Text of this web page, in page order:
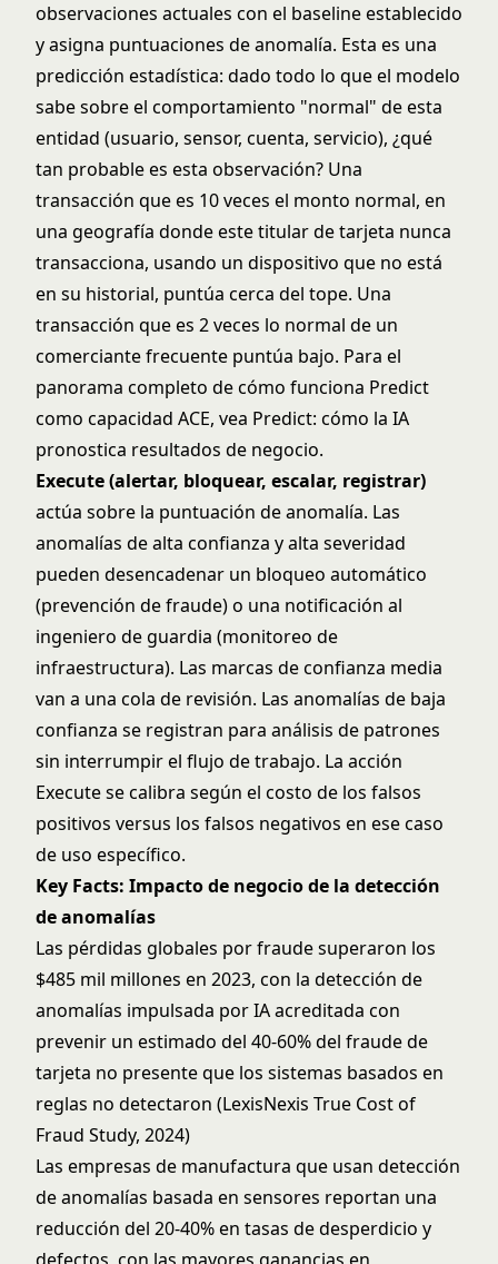
observaciones actuales con el baseline establecido
y asigna puntuaciones de anomalía. Esta es una
predicción estadística: dado todo lo que el modelo
sabe sobre el comportamiento "normal" de esta
entidad (usuario, sensor, cuenta, servicio), ¿qué
tan probable es esta observación? Una
transacción que es 10 veces el monto normal, en
una geografía donde este titular de tarjeta nunca
transacciona, usando un dispositivo que no está
en su historial, puntúa cerca del tope. Una
transacción que es 2 veces lo normal de un
comerciante frecuente puntúa bajo. Para el
panorama completo de cómo funciona Predict
como capacidad ACE, vea Predict: cómo la IA
pronostica resultados de negocio.
Execute (alertar, bloquear, escalar, registrar)
actúa sobre la puntuación de anomalía. Las
anomalías de alta confianza y alta severidad
pueden desencadenar un bloqueo automático
(prevención de fraude) o una notificación al
ingeniero de guardia (monitoreo de
infraestructura). Las marcas de confianza media
van a una cola de revisión. Las anomalías de baja
confianza se registran para análisis de patrones
sin interrumpir el flujo de trabajo. La acción
Execute se calibra según el costo de los falsos
positivos versus los falsos negativos en ese caso
de uso específico.
Key Facts: Impacto de negocio de la detección
de anomalías
Las pérdidas globales por fraude superaron los
$485 mil millones en 2023, con la detección de
anomalías impulsada por IA acreditada con
prevenir un estimado del 40-60% del fraude de
tarjeta no presente que los sistemas basados en
reglas no detectaron (LexisNexis True Cost of
Fraud Study, 2024)
Las empresas de manufactura que usan detección
de anomalías basada en sensores reportan una
reducción del 20-40% en tasas de desperdicio y